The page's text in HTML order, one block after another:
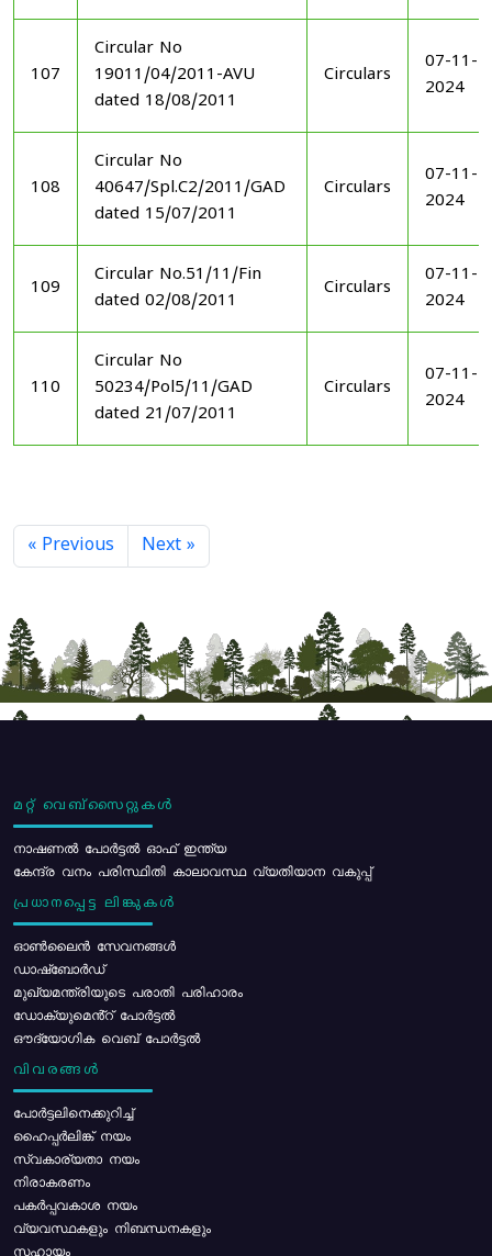
107
Circular No
19011/04/2011-AVU
dated 18/08/2011
Circulars
07-11-
2024
108
Circular No
40647/Spl.C2/2011/GAD
dated 15/07/2011
Circulars
07-11-
2024
109
Circular No.51/11/Fin
dated 02/08/2011
Circulars
07-11-
2024
110
Circular No
50234/Pol5/11/GAD
dated 21/07/2011
Circulars
07-11-
2024
« Previous Next »
മറ്റ് വെബ്സൈറ്റുകൾ
നാഷണൽ പോർട്ടൽ ഓഫ് ഇന്ത്യ
കേന്ദ്ര വനം പരിസ്ഥിതി കാലാവസ്ഥ വ്യതിയാന വകുപ്പ്
പ്രധാനപ്പെട്ട ലിങ്കുകൾ
ഓൺലൈൻ സേവനങ്ങൾ
ഡാഷ്ബോർഡ്
മുഖ്യമന്ത്രിയുടെ പരാതി പരിഹാരം
ഡോക്യുമെൻ്റ് പോർട്ടൽ
ഔദ്യോഗിക വെബ് പോർട്ടൽ
വിവരങ്ങൾ
പോര്‍ട്ടലിനെക്കുറിച്ച്
ഹൈപ്പർലിങ്ക് നയം
സ്വകാര്യതാ നയം
നിരാകരണം
പകർപ്പവകാശ നയം
വ്യവസ്ഥകളും നിബന്ധനകളും
സഹായം